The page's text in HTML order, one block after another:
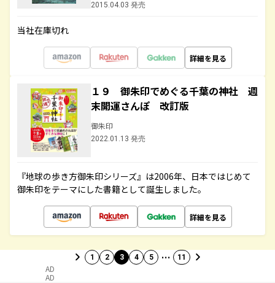
2015.04.03 発売
当社在庫切れ
詳細を見る
１９ 御朱印でめぐる千葉の神社 週
末開運さんぽ 改訂版
御朱印
2022.01.13 発売
『地球の歩き方御朱印シリーズ』は2006年、日本ではじめて
御朱印をテーマにした書籍として誕生しました。
詳細を見る
1 2 3 4 5 … 11
AD
AD